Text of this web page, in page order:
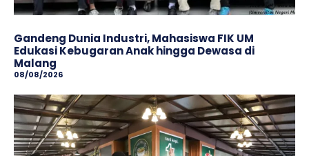
Gandeng Dunia Industri, Mahasiswa FIK UM
Edukasi Kebugaran Anak hingga Dewasa di
Malang
08/08/2026